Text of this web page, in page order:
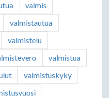
valmis
valmistautua
valmistelu
valmistua
valmistuskyky